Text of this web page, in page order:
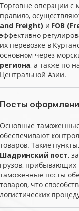
Торговые операции с
правило,
and Freight) и FOB
эффективно
их перевозке в
основном через
региона, а также по
Центральной Азии.
Посты
Основные
обеспечивают
товаров. Такие
Шадринский пост,
грузов, прибывающих
таможенные посты
товаров, что
логистических